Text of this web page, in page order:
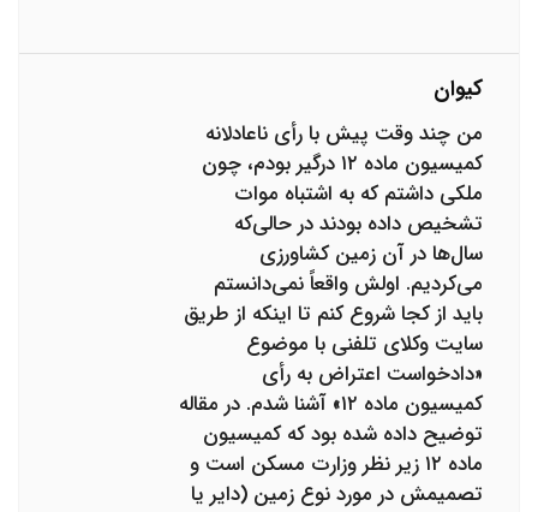
کیوان
من چند وقت پیش با رأی ناعادلانه
کمیسیون ماده ۱۲ درگیر بودم، چون
ملکی داشتم که به اشتباه موات
تشخیص داده بودند در حالی‌که
سال‌ها در آن زمین کشاورزی
می‌کردیم. اولش واقعاً نمی‌دانستم
باید از کجا شروع کنم تا اینکه از طریق
سایت وکلای تلفنی با موضوع
«دادخواست اعتراض به رأی
کمیسیون ماده ۱۲» آشنا شدم. در مقاله
توضیح داده شده بود که کمیسیون
ماده ۱۲ زیر نظر وزارت مسکن است و
تصمیمش در مورد نوع زمین (دایر یا